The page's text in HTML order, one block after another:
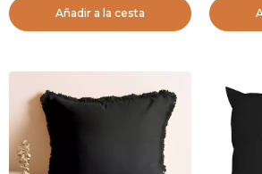
Añadir a la cesta